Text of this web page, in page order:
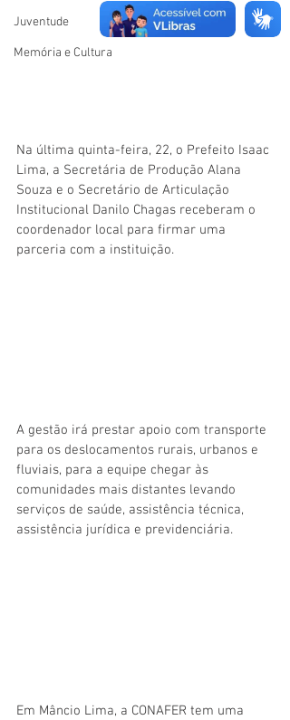
Juventude
Memória e Cultura
Na última quinta-feira, 22, o Prefeito Isaac
Lima, a Secretária de Produção Alana
Souza e o Secretário de Articulação
Institucional Danilo Chagas receberam o
coordenador local para firmar uma
parceria com a instituição.
A gestão irá prestar apoio com transporte
para os deslocamentos rurais, urbanos e
fluviais, para a equipe chegar às
comunidades mais distantes levando
serviços de saúde, assistência técnica,
assistência jurídica e previdenciária.
Em Mâncio Lima, a CONAFER tem uma